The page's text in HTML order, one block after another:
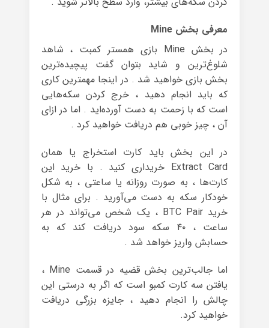
معرفی بخش Mine
در بخش Mine بازی همستر کمبت ، شاهد
شلوغ‌ترین و شاید بتوان گفت پیچیده‌ترین
بخش بازی خواهید شد . در اینجا مهمترین کاری
که باید انجام دهید ، خرج کردن سکه‌هایی
است که با زحمت به دست آورده‌اید . اما در ازای
آن ، چیز خوبی هم دریافت خواهید کرد .
در این بخش باید کارت استخراج یا همان
Extract Card خریداری کنید . با خرید این
کارت‌ها ، به صورت روزانه یا ساعتی ، به شکل
خودکار سکه به دست می‌آورید . برای مثال با
خرید BTC Pair ، یک شخص می‌تواند در هر
ساعت ، ۴۰ سکه سود دریافت کند که به
حسابش واریز خواهد شد .
اما جالب‌ترین بخش قضیه در قسمت Mine ،
یافتن سه کارت کمبو است که اگر به درستی این
چالش را انجام دهید ، جایزه‌ بزرگی دریافت
خواهید کرد.